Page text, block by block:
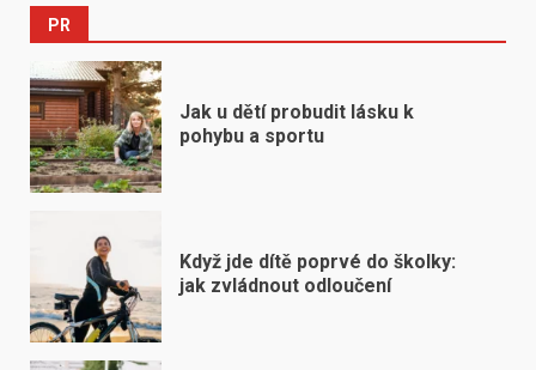
PR
Jak u dětí probudit lásku k
pohybu a sportu
Když jde dítě poprvé do školky:
jak zvládnout odloučení